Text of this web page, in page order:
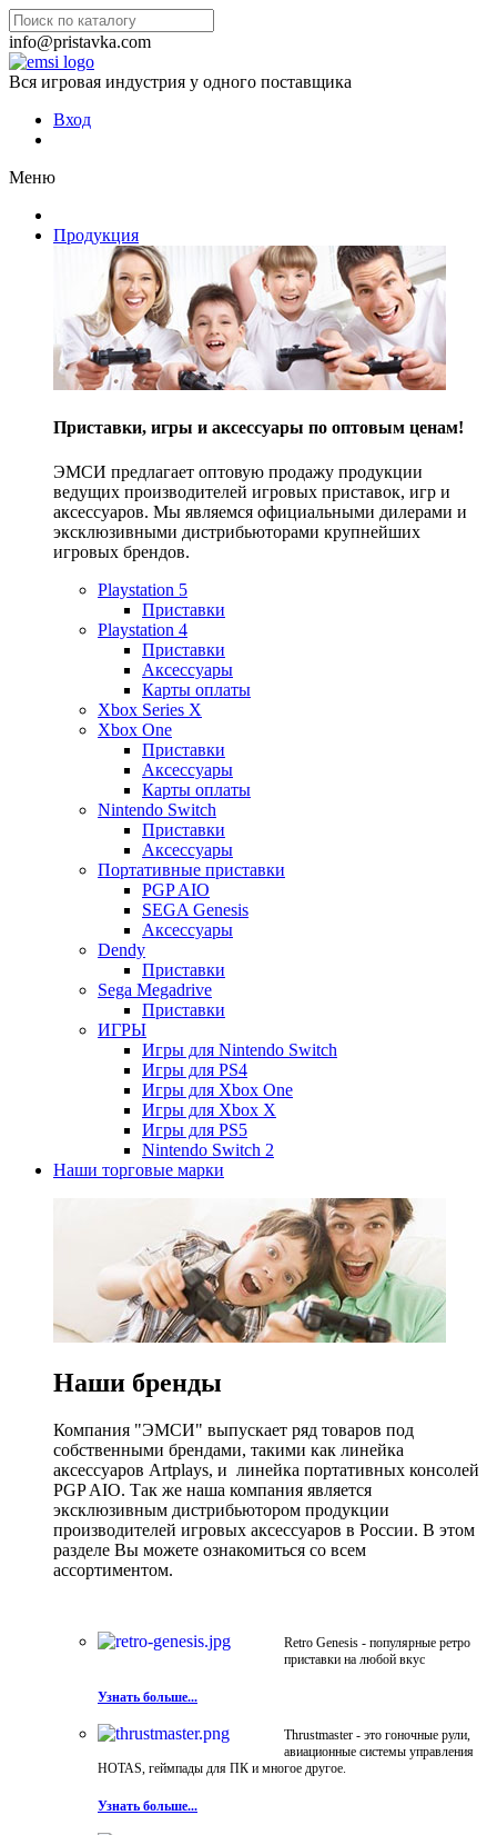
info@pristavka.com
Вся игровая индустрия у одного поставщика
Вход
Меню
Продукция
Приставки, игры и аксессуары по оптовым ценам!
ЭМСИ предлагает оптовую продажу продукции
ведущих производителей игровых приставок, игр и
аксессуаров. Мы являемся официальными дилерами и
эксклюзивными дистрибьюторами крупнейших
игровых брендов.
Playstation 5
Приставки
Playstation 4
Приставки
Аксессуары
Карты оплаты
Xbox Series X
Xbox One
Приставки
Аксессуары
Карты оплаты
Nintendo Switch
Приставки
Аксессуары
Портативные приставки
PGP AIO
SEGA Genesis
Аксессуары
Dendy
Приставки
Sega Megadrive
Приставки
ИГРЫ
Игры для Nintendo Switch
Игры для PS4
Игры для Xbox One
Игры для Xbox X
Игры для PS5
Nintendo Switch 2
Наши торговые марки
Наши бренды
Компания "ЭМСИ" выпускает ряд товаров под
собственными брендами, такими как линейка
аксессуаров Artplays, и линейка портативных консолей
PGP AIO. Так же наша компания является
эксклюзивным дистрибьютором продукции
производителей игровых аксессуаров в России. В этом
разделе Вы можете ознакомиться со всем
ассортиментом.
Retro Genesis - популярные ретро
приставки на любой вкус
Узнать больше...
Thrustmaster - это гоночные рули,
авиационные системы управления
HOTAS, геймпады для ПК и многое другое.
Узнать больше...